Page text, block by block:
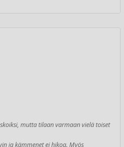
mutta tilaan varmaan vielä toiset
ja kämmenet ei hikoa. Myös